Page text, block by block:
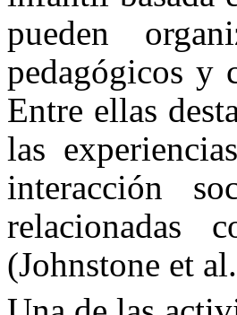
pueden
pedagógicos y
Entre ellas
las
interacción
(Johnstone et